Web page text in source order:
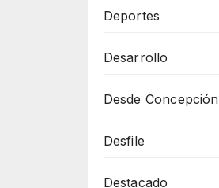
Deportes
Desarrollo
Desde Concepción
Desfile
Destacado